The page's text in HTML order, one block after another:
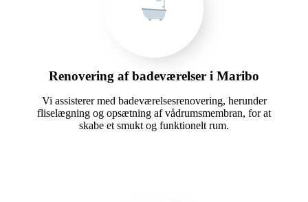
Renovering af badeværelser i Maribo
Vi assisterer med badeværelsesrenovering, herunder
fliselægning og opsætning af vådrumsmembran, for at
skabe et smukt og funktionelt rum.